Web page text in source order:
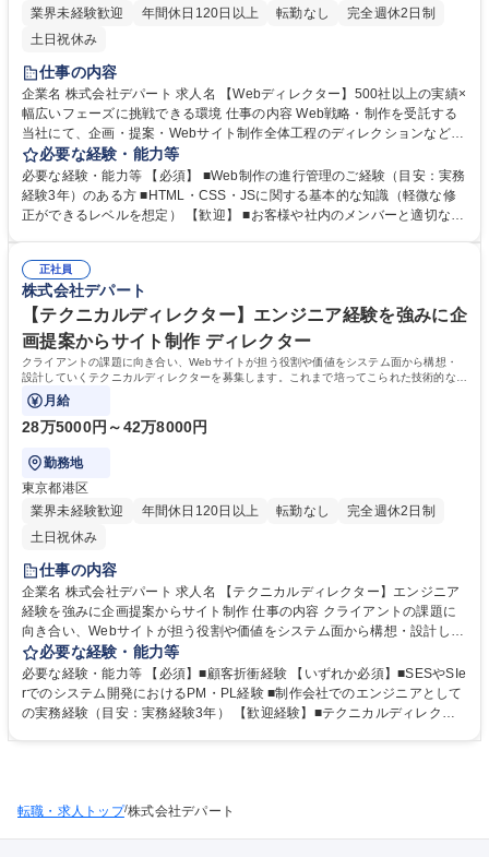
業界未経験歓迎
年間休日120日以上 転勤なし
完全週休2日制
土日祝休み
仕事の内容
企業名 株式会社デパート 求人名 【Webディレクター】500社以上の実績×
幅広いフェーズに挑戦できる環境 仕事の内容 Web戦略・制作を受託する
当社にて、企画・提案・Webサイト制作全体工程のディレクションなどデ
ィレクション業務をお任せします。 制作実績：https://depart-inc.com/wor
ks/ デパートでは、Webディレクターと言っても担当する領域やスタイル
が少しずつ異なります。 たとえば…コンペ参画・新規提案をリードするデ
ィレクター/制作進行を中心に、チームでのものづくりを支えるディレクタ
て、最適なポジションを調整いたします。 募集職種 【Webディレクタ
ー】500社以上の実績×幅広いフェーズに挑戦できる環境
必要な経験・能力等
必要な経験・能力等 【必須】 ■Web制作の進行管理のご経験（目安：実務
経験3年）のある方 ■HTML・CSS・JSに関する基本的な知識（軽微な修
正ができるレベルを想定） 【歓迎】 ■お客様や社内のメンバーと適切な認
ドを積極的に学び、プロジェクトに活かしたい方 ■案件の納品後にリピー
ト依頼をいただいた経験があり、やりがいを感じる方 ■エンジニア経験や
システム構築の知見を活かし、Webとシステムの両面から課題解決に関わ
っていきたい方 学歴・資格 学歴：大学院 大学 語学力： 資格：
正社員
株式会社デパート
【テクニカルディレクター】エンジニア経験を強みに企
画提案からサイト制作 ディレクター
クライアントの課題に向き合い、Webサイトが担う役割や価値をシステム面から構想・
設計していくテクニカルディレクターを募集します。これまで培ってこられた技術的な知
見を活かしながら、システム開発も関わるWeb
月給
28万5000円～42万8000円
勤務地
東京都港区
業界未経験歓迎
年間休日120日以上 転勤なし
完全週休2日制
土日祝休み
仕事の内容
企業名 株式会社デパート 求人名 【テクニカルディレクター】エンジニア
経験を強みに企画提案からサイト制作 仕事の内容 クライアントの課題に
向き合い、Webサイトが担う役割や価値をシステム面から構想・設計して
いくテクニカルディレクターを募集します。これまで培ってこられた技術
的な知見を活かしながら、システム開発も関わるWeb サイト構築を中心
にご担当いただきます。 【具体的には】■要件収集（ヒアリング） ■情報
設計（ワイヤーフレームの設計を含む） ■要件定義～設計～実装までの工
必要な経験・能力等
必要な経験・能力等 【必須】■顧客折衝経験 【いずれか必須】■SESやSIe
rでのシステム開発におけるPM・PL経験 ■制作会社でのエンジニアとして
の実務経験（目安：実務経験3年） 【歓迎経験】■テクニカルディレクタ
学院 大学 高専 短大 専修学校 高校 語学力： 資格：
転職・求人トップ/株式会社デパート